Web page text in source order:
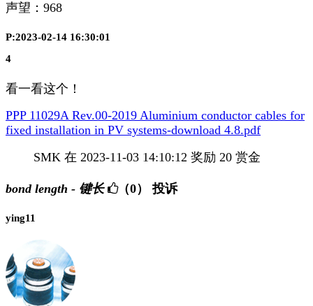
声望： 968
P:2023-02-14 16:30:01
4
看一看这个！
PPP 11029A Rev.00-2019 Aluminium conductor cables for
fixed installation in PV systems-download 4.8.pdf
SMK 在 2023-11-03 14:10:12 奖励 20 赏金
bond length - 键长 （0） 投诉
ying11